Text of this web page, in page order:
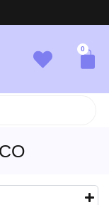
0